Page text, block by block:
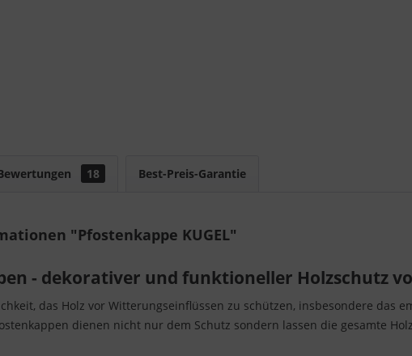
18 Best-Preis-Garantie
"Pfostenkappe KUGEL"
- dekorativer und funktioneller Holzschutz
das Holz vor Witterungseinflüssen zu schützen, insbesondere das
dienen nicht nur dem Schutz sondern lassen die gesamte